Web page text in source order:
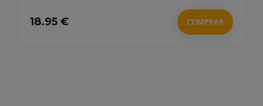
18.95 € COMPRAR